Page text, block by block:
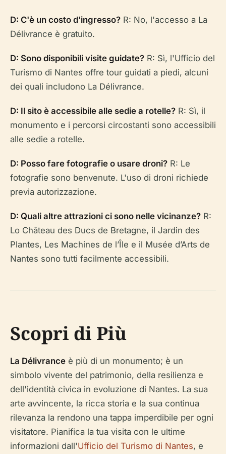
D: C'è un costo d'ingresso? R: No, l'accesso a La
Délivrance è gratuito.
D: Sono disponibili visite guidate? R: Sì, l'Ufficio del
Turismo di Nantes offre tour guidati a piedi, alcuni
dei quali includono La Délivrance.
D: Il sito è accessibile alle sedie a rotelle? R: Sì, il
monumento e i percorsi circostanti sono accessibili
alle sedie a rotelle.
D: Posso fare fotografie o usare droni? R: Le
fotografie sono benvenute. L'uso di droni richiede
previa autorizzazione.
D: Quali altre attrazioni ci sono nelle vicinanze? R:
Lo Château des Ducs de Bretagne, il Jardin des
Plantes, Les Machines de l’Île e il Musée d’Arts de
Nantes sono tutti facilmente accessibili.
Scopri di Più
La Délivrance è più di un monumento; è un
simbolo vivente del patrimonio, della resilienza e
dell'identità civica in evoluzione di Nantes. La sua
arte avvincente, la ricca storia e la sua continua
rilevanza la rendono una tappa imperdibile per ogni
visitatore. Pianifica la tua visita con le ultime
informazioni dall'Ufficio del Turismo di Nantes, e